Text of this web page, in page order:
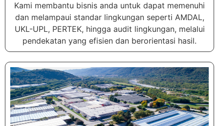
Kami membantu bisnis anda untuk dapat memenuhi
dan melampaui standar lingkungan seperti AMDAL,
UKL-UPL, PERTEK, hingga audit lingkungan, melalui
pendekatan yang efisien dan berorientasi hasil.